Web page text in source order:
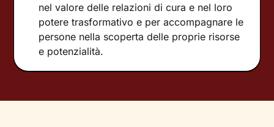
nel valore delle relazioni di cura e nel loro
potere trasformativo e per accompagnare le
persone nella scoperta delle proprie risorse
e potenzialità.